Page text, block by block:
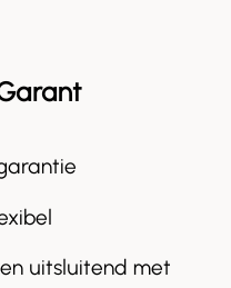
uitsluitend met